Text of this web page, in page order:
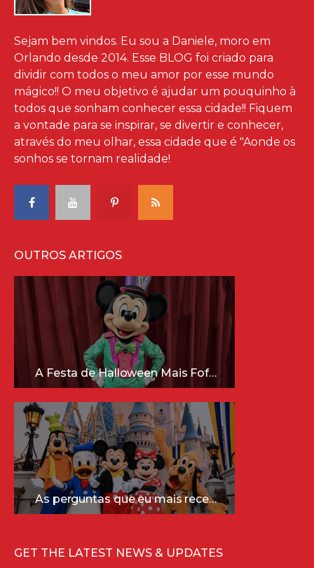
Sejam bem vindos. Eu sou a Daniele, moro em
Orlando desde 2014. Esse BLOG foi criado para
dividir com todos o meu amor por esse mundo
mágico!! O meu objetivo é ajudar um pouquinho à
todos que sonham conhecer essa cidade!! Fiquem
a vontade para se inspirar, se divertir e conhecer,
através do meu olhar, essa cidade que é "Aonde os
sonhos se tornam realidade!
OUTROS ARTIGOS
A Festa de Halloween Mais Fofa da Disney Está Chegando!
As perguntas que eu mais recebo sobre a Disney (e as respostas mais sinceras!)
GET THE LATEST NEWS & UPDATES